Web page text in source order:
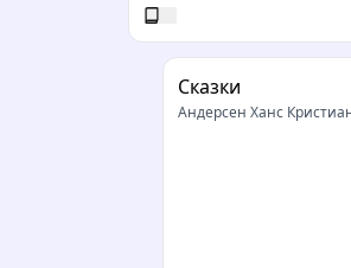
Сказки
Андерсен Ханс